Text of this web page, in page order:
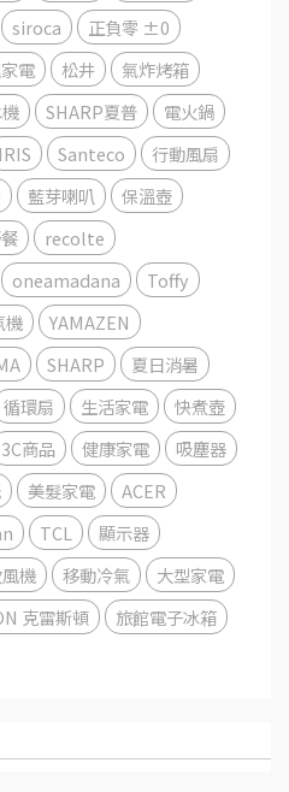
siroca
正負零 ±0
電 松井
氣炸烤箱
SHARP夏普
電火鍋
IRIS Santeco
行動風扇
藍芽喇叭
保溫壺
recolte
oneamadana
Toffy
機
YAMAZEN
SHARP
夏日消暑
循環扇 生活家電
快煮壺
3C商品 健康家電
吸塵器
美髮家電
ACER
TCL
顯示器
機 移動冷氣
大型家電
克雷斯頓
旅館電子冰箱